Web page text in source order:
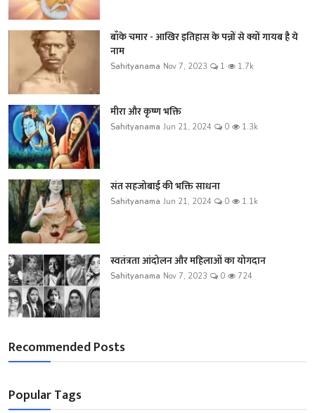
बाँके चमार - आखिर इतिहास के पन्नों से क्यों गायब है ये
नाम
Sahityanama Nov 7, 2023 1 1.7k
मीरा और कृष्ण भक्ति
Sahityanama Jun 21, 2024 0 1.3k
संत सहजोबाई की भक्ति साधना
Sahityanama Jun 21, 2024 0 1.1k
स्वतंत्रता आंदोलन और महिलाओं का योगदान
Sahityanama Nov 7, 2023 0 724
Recommended Posts
Popular Tags